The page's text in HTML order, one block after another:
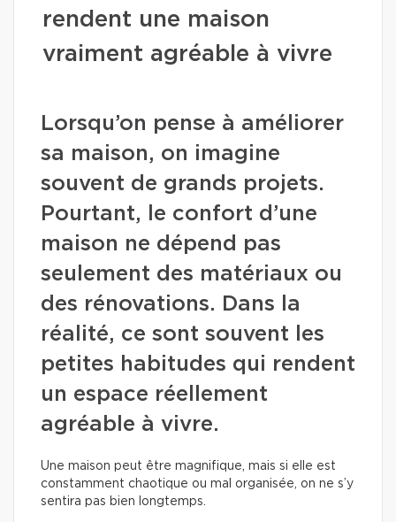
rendent une maison
vraiment agréable à vivre
Lorsqu’on pense à améliorer
sa maison, on imagine
souvent de grands projets.
Pourtant, le confort d’une
maison ne dépend pas
seulement des matériaux ou
des rénovations. Dans la
réalité, ce sont souvent les
petites habitudes qui rendent
un espace réellement
agréable à vivre.
Une maison peut être magnifique, mais si elle est
constamment chaotique ou mal organisée, on ne s’y
sentira pas bien longtemps.